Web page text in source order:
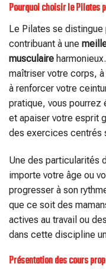
Pourquoi choisir le Pilates
Le Pilates se distingue
contribuant à une
musculaire
maîtriser votre corps,
à renforcer votre
pratique, vous pourrez
et apaiser votre esprit
des exercices centrés
Une des particularités
importe votre âge ou
progresser à son
que ce soit des
actives au travail ou
dans cette discipline
Présentation des cours